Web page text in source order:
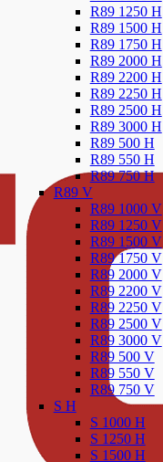
R89 1250 H
R89 1500 H
R89 1750 H
R89 2000 H
R89 2200 H
R89 2250 H
R89 2500 H
R89 3000 H
R89 500 H
R89 550 H
R89 750 H
R89 V
R89 1000 V
R89 1250 V
R89 1500 V
R89 1750 V
R89 2000 V
R89 2200 V
R89 2250 V
R89 2500 V
R89 3000 V
R89 500 V
R89 550 V
R89 750 V
S H
S 1000 H
S 1250 H
S 1500 H